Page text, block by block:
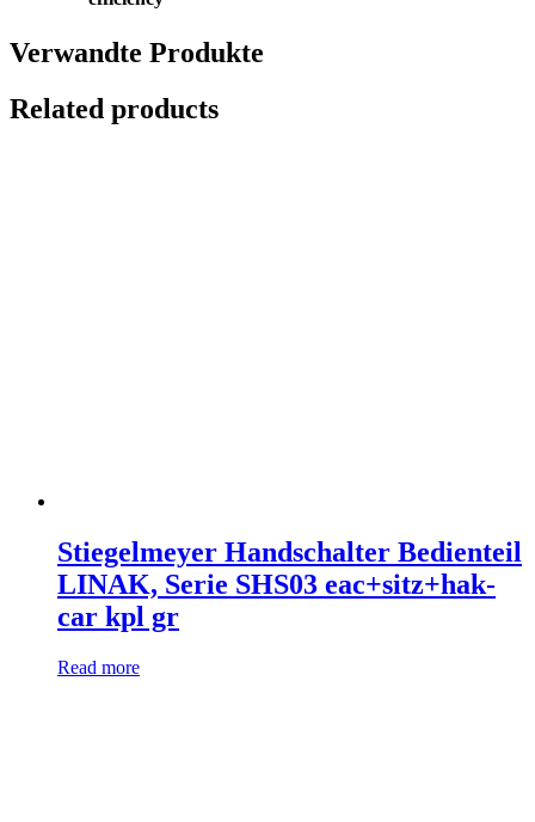
Verwandte Produkte
Related products
Stiegelmeyer Handschalter Bedienteil
LINAK, Serie SHS03 eac+sitz+hak-
car kpl gr
Read more